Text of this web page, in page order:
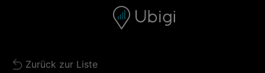
Navigationsleiste Fußzeile
Back to list
Zurück zur Liste